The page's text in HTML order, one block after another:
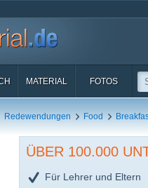
MATERIAL FOTOS
Redewendungen Food
ÜBER 100.000
Für Lehrer und Eltern